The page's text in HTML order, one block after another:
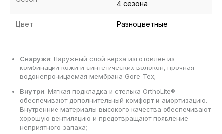
4 сезона
Цвет Разноцветные
Снаружи: Наружный слой верха изготовлен из
комбинации кожи и синтетических волокон, прочная
водонепроницаемая мембрана Gore-Tex;
Внутри: Мягкая подкладка и стелька OrthoLite®
обеспечивают дополнительный комфорт и амортизацию.
Внутренние материалы высокого качества обеспечивают
хорошую вентиляцию и предотвращают появление
неприятного запаха;